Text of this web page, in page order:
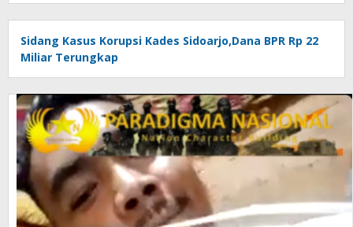
Sidang Kasus Korupsi Kades Sidoarjo,Dana BPR Rp 22
Miliar Terungkap